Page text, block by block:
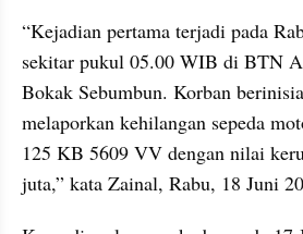
“Kejadian pertama terjadi pada
sekitar pukul 05.00 WIB di BTN
Bokak Sebumbun. Korban
melaporkan kehilangan sepeda
125 KB 5609 VV dengan nilai
juta,” kata Zainal, Rabu, 18 Juni